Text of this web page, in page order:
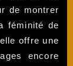
de montrer
féminité de
offre une
encore